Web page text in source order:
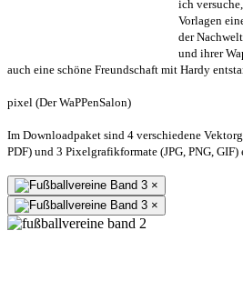
ich
Vorlagen
der
und ihrer
auch eine schöne Freundschaft mit Hardy
pixel (Der WaPPenSalon)
Im Downloadpaket sind 4 verschiedene
PDF) und 3 Pixelgrafikformate (JPG, PNG, GIF)
×
×